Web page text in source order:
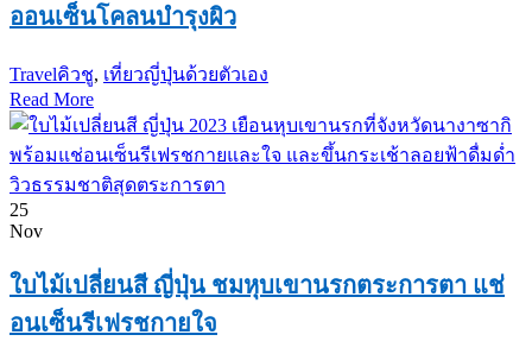
ออนเซ็นโคลนบำรุงผิว
Travelคิวชู, เที่ยวญี่ปุ่นด้วยตัวเอง
Read More
25
Nov
ใบไม้เปลี่ยนสี ญี่ปุ่น ชมหุบเขานรกตระการตา แช่
อนเซ็นรีเฟรชกายใจ